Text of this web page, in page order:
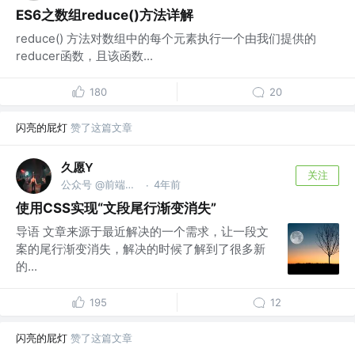
ES6之数组reduce()方法详解
reduce() 方法对数组中的每个元素执行一个由我们提供的
reducer函数，且该函数...
180 20
闪亮的屁灯 赞了这篇文章
久愿Y
公众号 @前端闲谈 · 4年前
关注
使用CSS实现“文段尾行渐变消失”
导语 文章来源于最近解决的一个需求，让一段文
案的尾行渐变消失，解决的时候了解到了很多新
的...
195 12
闪亮的屁灯 赞了这篇文章